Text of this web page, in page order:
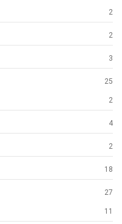
2
2
3
25
2
4
2
18
27
11